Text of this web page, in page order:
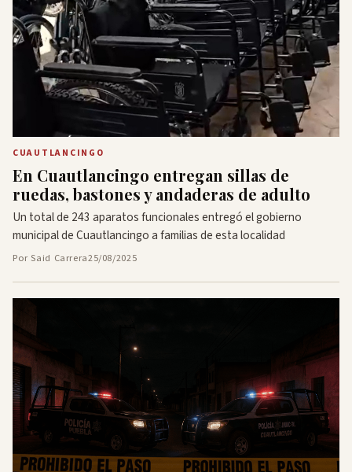
CUAUTLANCINGO
En Cuautlancingo entregan sillas de
ruedas, bastones y andaderas de adulto
Un total de 243 aparatos funcionales entregó el gobierno
municipal de Cuautlancingo a familias de esta localidad
Por Said Carrera25/08/2025